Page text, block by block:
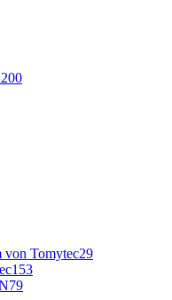
200
von Tomytec29
153
79